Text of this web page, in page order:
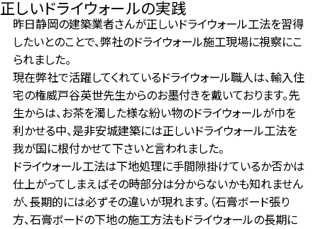
正しいドライウォールの実践
昨日静岡の建築業者さんが正しいドライウォール工法を習得
したいとのことで、弊社のドライウォール施工現場に視察にこ
られました。
現在弊社で活躍してくれているドライウォール職人は、輸入住
宅の権威戸谷英世先生からのお墨付きを戴いております。先
生からは、お茶を濁した様な紛い物のドライウォールが巾を
利かせる中、是非安城建築には正しいドライウォール工法を
我が国に根付かせて下さいと言われました。
ドライウォール工法は下地処理に手間隙掛けているか否かは
仕上がってしまえばその時部分は分からないかも知れません
が、長期的には必ずその違いが現れます。（石膏ボード張り
方、石膏ボードの下地の施工方法もドライウォールの長期に